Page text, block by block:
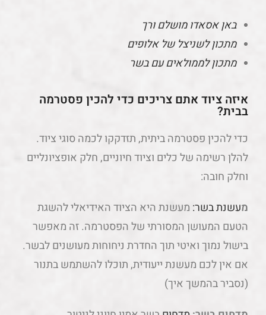
באן אסאדו מושלם ורך
מתכון לשניצל של אלופים
מתכון לממולאים עם בשר
איזה ציוד אתם צריכים כדי להכין פסטרמה
בבית?
כדי להכין פסטרמה ביתית, תזדקקו לכמה סוגי ציוד.
להלן רשימה של כלים וציוד חיוניים, חלק אופציונליים
וחלק חובה:
מעשנת בשר: מעשנת היא הציוד האידיאלי להשגת
הטעם המעושן המסורתי של הפסטרמה. זה מאפשר
בישול נמוך ואיטי תוך החדרת ניחוחות מעושנים לבשר.
אם אין לכם מעשנת ייעודית, תוכלו להשתמש בתנור
(נסביר בהמשך איך)